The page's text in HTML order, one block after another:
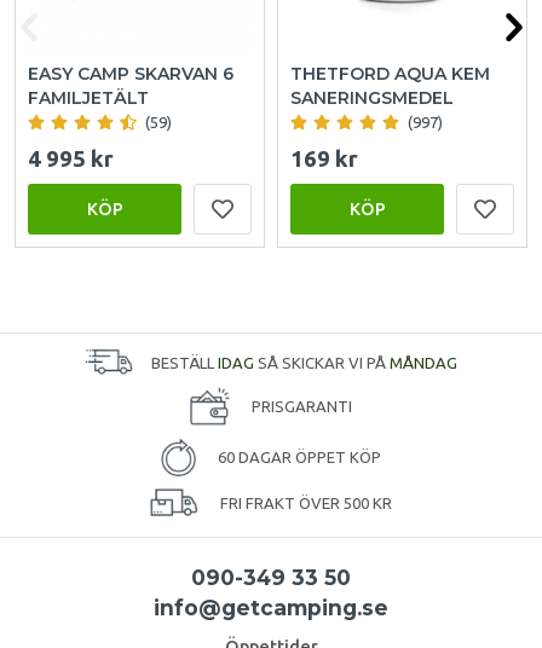
EASY CAMP SKARVAN 6
FAMILJETÄLT
(59)
4 995 kr
KÖP
THETFORD AQUA KEM
SANERINGSMEDEL
(997)
169 kr
KÖP
BESTÄLL IDAG SÅ SKICKAR VI PÅ MÅNDAG
PRISGARANTI
60 DAGAR ÖPPET KÖP
FRI FRAKT ÖVER 500 KR
090-349 33 50
info@getcamping.se